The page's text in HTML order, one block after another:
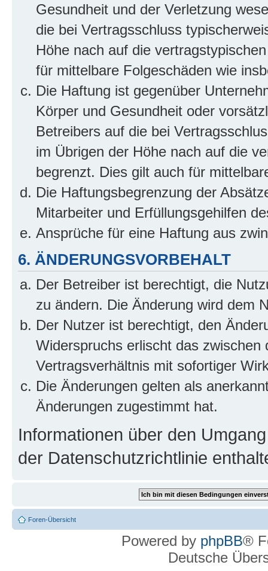
Gesundheit und der Verletzung
die bei Vertragsschluss
Höhe nach auf die
für mittelbare Folgeschäden wie
Die Haftung ist gegenüber
Körper und Gesundheit oder
Betreibers auf die bei
im Übrigen der Höhe nach auf die
begrenzt. Dies gilt auch für
Die Haftungsbegrenzung der
Mitarbeiter und Erfüllungsgehilfen
Ansprüche für eine Haftung aus
6. ÄNDERUNGSVORBEHALT
Der Betreiber ist berechtigt, die
zu ändern. Die Änderung wird dem
Der Nutzer ist berechtigt, den
Widerspruchs erlischt das
Vertragsverhältnis mit sofortiger
Die Änderungen gelten als
Änderungen zugestimmt hat.
Informationen über den
der Datenschutzrichtlinie
Foren-Übersicht
Powered by phpBB®
Deutsche